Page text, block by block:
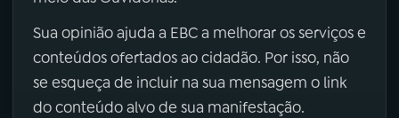
Sua opinião ajuda a EBC a melhorar os serviços e
conteúdos ofertados ao cidadão. Por isso, não
se esqueça de incluir na sua mensagem o link
do conteúdo alvo de sua manifestação.